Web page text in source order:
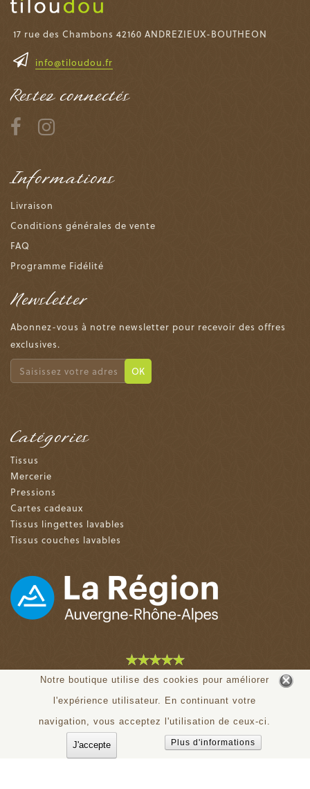
Notre boutique utilise des cookies pour améliorer
l'expérience utilisateur. En continuant votre
navigation, vous acceptez l'utilisation de ceux-ci.
Plus d'informations
17 rue des Chambons 42160 ANDREZIEUX-BOUTHEON
info@tiloudou.fr
Restez connectés
Informations
Livraison
Conditions générales de vente
FAQ
Programme Fidélité
Newsletter
Abonnez-vous à notre newsletter pour recevoir des offres
exclusives.
OK
Catégories
Tissus
Mercerie
Pressions
Cartes cadeaux
Tissus lingettes lavables
Tissus couches lavables
4.9 sur 5 (153 avis)